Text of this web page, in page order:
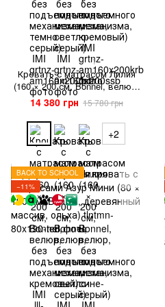
1
Кровать с матрасом Лилия
(160 × 200 см, Bonnel, велюр,
без подъемного механизма,
кремовый) IMI
14 380 грн 15 780 грн
+2
BACK TO SCHOOL
−11%